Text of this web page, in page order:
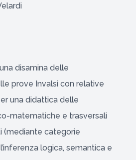
disamina delle
prove Invalsi con relative
una didattica delle
matematiche e trasversali
(mediante categorie
logica, semantica e